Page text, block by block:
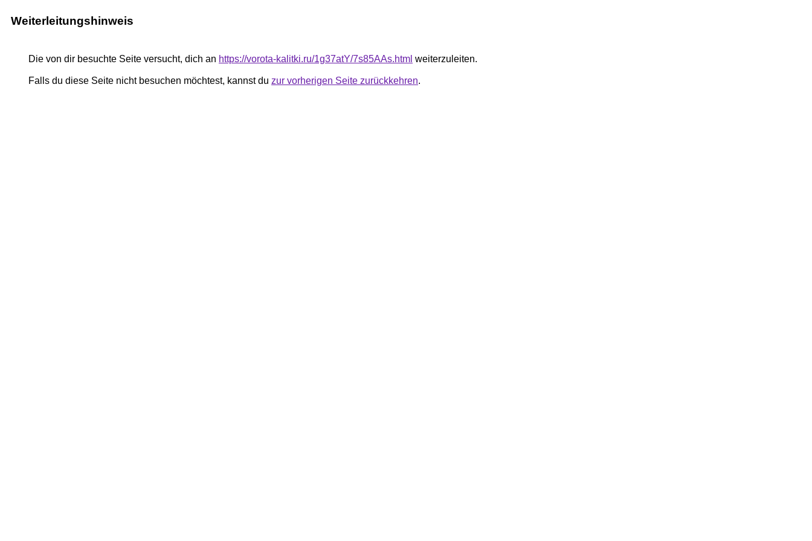
Weiterleitungshinweis
Die von dir besuchte Seite versucht, dich an https://vorota-kalitki.ru/1g37atY/7s85AAs.html weiterzuleiten.
Falls du diese Seite nicht besuchen möchtest, kannst du zur vorherigen Seite zurückkehren.